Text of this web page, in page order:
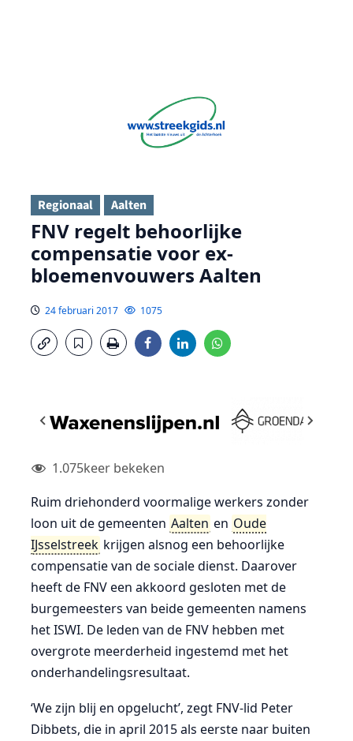
Regionaal Aalten
FNV regelt behoorlijke
compensatie voor ex-
bloemenvouwers Aalten
24 februari 2017 1075
1.075keer bekeken
Ruim driehonderd voormalige werkers zonder
loon uit de gemeenten Aalten en Oude
IJsselstreek krijgen alsnog een behoorlijke
compensatie van de sociale dienst. Daarover
heeft de FNV een akkoord gesloten met de
burgemeesters van beide gemeenten namens
het ISWI. De leden van de FNV hebben met
overgrote meerderheid ingestemd met het
onderhandelingsresultaat.
‘We zijn blij en opgelucht’, zegt FNV-lid Peter
Dibbets, die in april 2015 als eerste naar buiten